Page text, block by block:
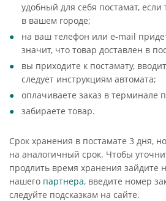
удобный для себя постамат, если
в вашем городе;
на ваш телефон или e-mail
значит, что товар доставлен в
вы приходите к постамату,
следует инструкциям автомата;
оплачиваете заказ в терминале
забираете товар.
Срок хранения в постамате 3 дня,
на аналогичный срок. Чтобы
продлить время хранения зайдите
нашего партнера, введите номер
следуйте подсказкам на сайте.